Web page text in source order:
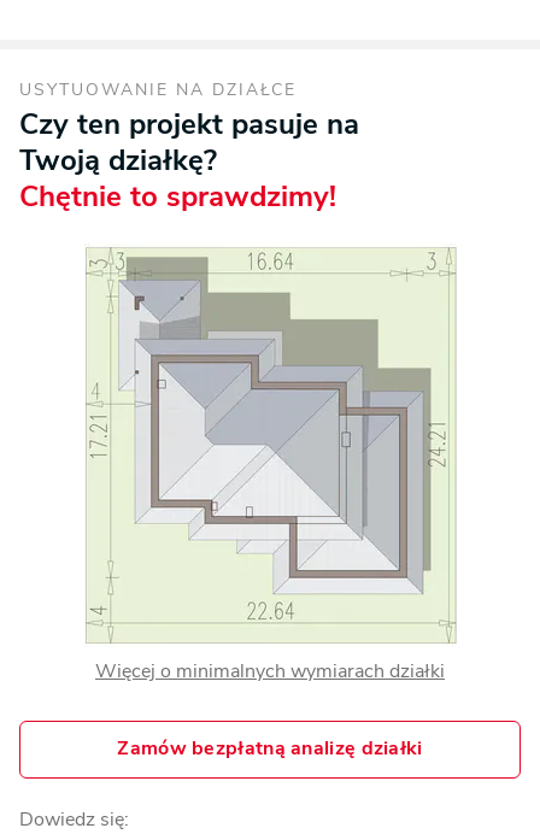
USYTUOWANIE NA DZIAŁCE
Czy ten projekt pasuje na
Twoją działkę?
Chętnie to sprawdzimy!
Więcej o minimalnych wymiarach działki
Zamów bezpłatną analizę działki
Dowiedz się: